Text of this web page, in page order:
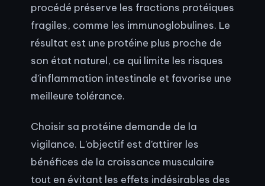
procédé préserve les fractions protéiques
fragiles, comme les immunoglobulines. Le
résultat est une protéine plus proche de
son état naturel, ce qui limite les risques
d’inflammation intestinale et favorise une
meilleure tolérance.
Choisir sa protéine demande de la
vigilance. L’objectif est d’attirer les
bénéfices de la croissance musculaire
tout en évitant les effets indésirables des